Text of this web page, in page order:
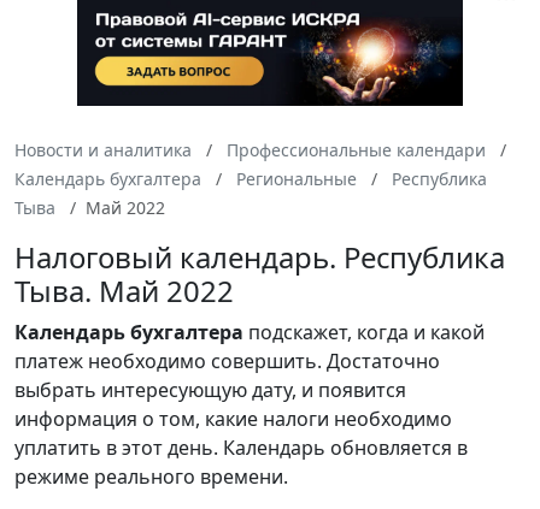
Новости и аналитика
Профессиональные календари
Календарь бухгалтера
Региональные
Республика
Тыва
Май 2022
Налоговый календарь. Республика
Тыва. Май 2022
Календарьбухгалтера подскажет, когда и какой
платеж необходимо совершить. Достаточно
выбрать интересующую дату, и появится
информация о том, какие налоги необходимо
уплатить в этот день. Календарь обновляется в
режиме реального времени.